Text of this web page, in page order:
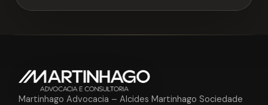
Martinhago Advocacia – Alcides Martinhago Sociedade